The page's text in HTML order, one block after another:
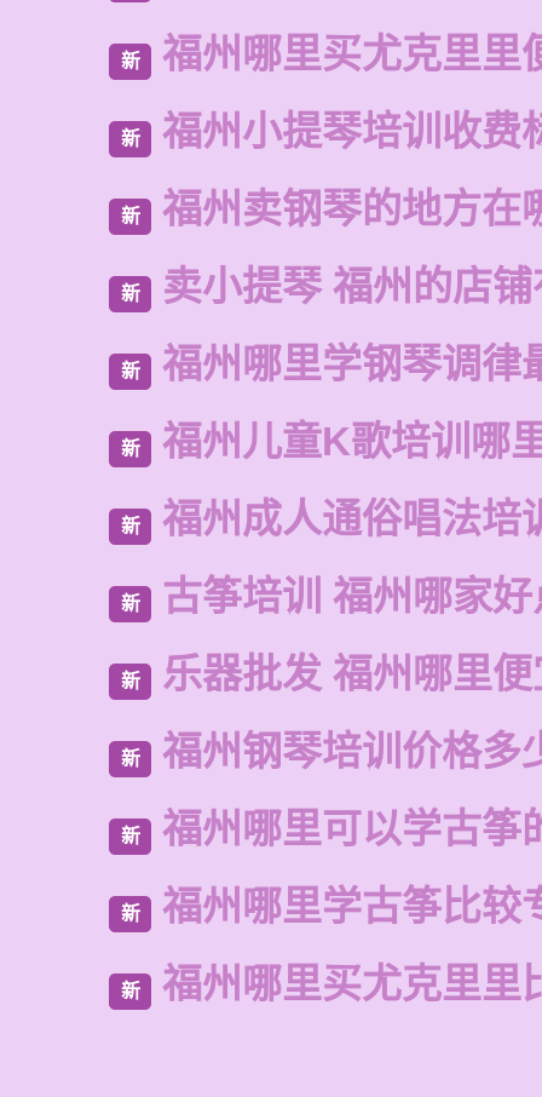
新 福州哪里买尤克里里
新 福州小提琴培训收费
新 福州卖钢琴的地方在
新 卖小提琴 福州的店
新 福州哪里学钢琴调律
新 福州儿童K歌培训哪
新 福州成人通俗唱法培
新 古筝培训 福州哪家好
新 乐器批发 福州哪里
新 福州钢琴培训价格多
新 福州哪里可以学古筝
新 福州哪里学古筝比较
新 福州哪里买尤克里里